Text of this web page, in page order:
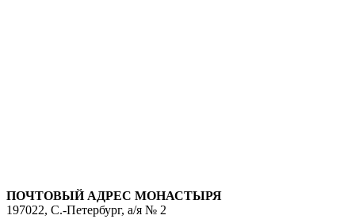
ПОЧТОВЫЙ АДРЕС МОНАСТЫРЯ
197022, С.-Петербург, а/я № 2